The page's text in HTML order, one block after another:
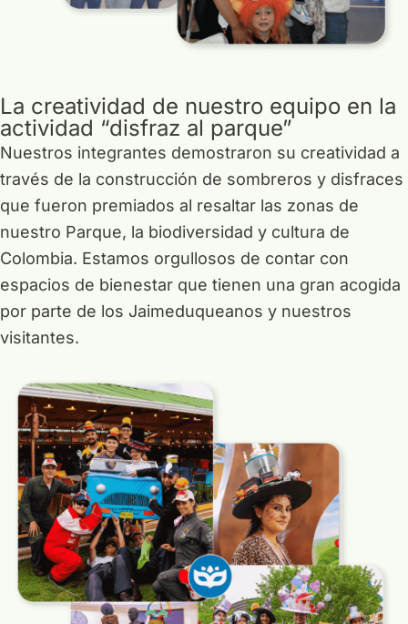
La creatividad de nuestro equipo en la
actividad “disfraz al parque”
Nuestros integrantes demostraron su creatividad a
través de la construcción de sombreros y disfraces
que fueron premiados al resaltar las zonas de
nuestro Parque, la biodiversidad y cultura de
Colombia. Estamos orgullosos de contar con
espacios de bienestar que tienen una gran acogida
por parte de los Jaimeduqueanos y nuestros
visitantes.